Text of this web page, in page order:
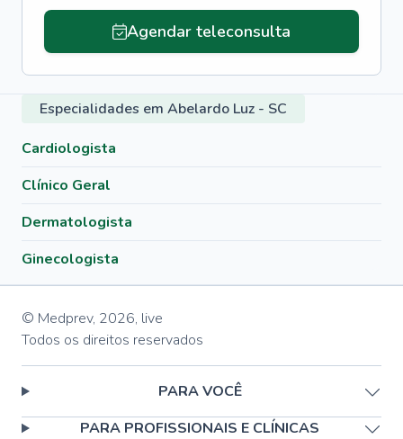
Agendar teleconsulta
Especialidades em Abelardo Luz - SC
Cardiologista
Clínico Geral
Dermatologista
Ginecologista
© Medprev, 2026, live
Todos os direitos reservados
PARA VOCÊ
PARA PROFISSIONAIS E CLÍNICAS